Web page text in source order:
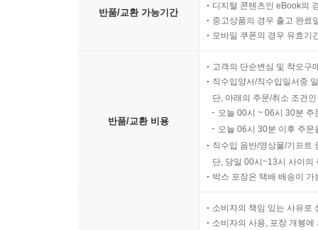
반품/교환 가능기간
디지털 콘텐츠인 eBook의
중고상품의 경우 출고 완료
모바일 쿠폰의 경우 유효기
반품/교환 비용
고객의 단순변심 및 착오구
직수입양서/직수입일서중
단, 아래의 주문/취소 조건
오늘 00시 ~ 06시 30분
오늘 06시 30분 이후 주
직수입 음반/영상물/기프트
단, 당일 00시~13시 사이의
박스 포장은 택배 배송이
소비자의 책임 있는 사유로
소비자의 사용, 포장 개봉